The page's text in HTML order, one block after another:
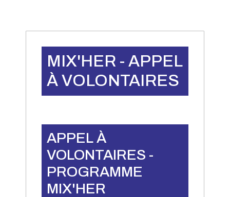
MIX'HER - APPEL
À VOLONTAIRES
APPEL À
VOLONTAIRES -
PROGRAMME
MIX'HER